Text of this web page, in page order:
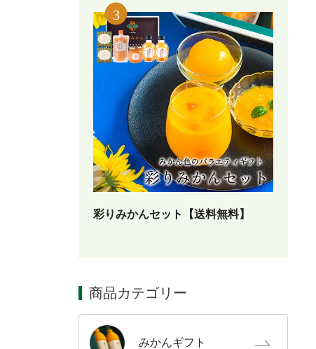
彩りみかんセット【送料無料】
商品カテゴリー
みかんギフト